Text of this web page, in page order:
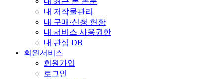
내 저작물관리
내 구매·신청 현황
내 서비스 사용권한
내 관심 DB
회원서비스
회원가입
로그인